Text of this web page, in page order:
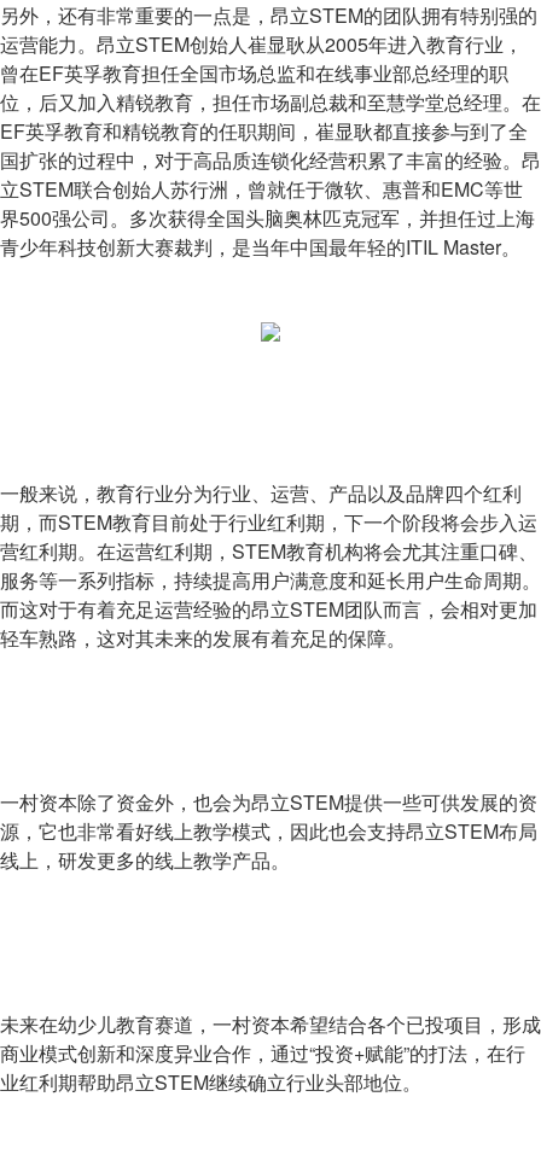
另外，还有非常重要的一点是，昂立STEM的团队拥有特别强的
运营能力。昂立STEM创始人崔显耿从2005年进入教育行业，
曾在EF英孚教育担任全国市场总监和在线事业部总经理的职
位，后又加入精锐教育，担任市场副总裁和至慧学堂总经理。在
EF英孚教育和精锐教育的任职期间，崔显耿都直接参与到了全
国扩张的过程中，对于高品质连锁化经营积累了丰富的经验。昂
立STEM联合创始人苏行洲，曾就任于微软、惠普和EMC等世
界500强公司。多次获得全国头脑奥林匹克冠军，并担任过上海
青少年科技创新大赛裁判，是当年中国最年轻的ITIL Master。
一般来说，教育行业分为行业、运营、产品以及品牌四个红利
期，而STEM教育目前处于行业红利期，下一个阶段将会步入运
营红利期。在运营红利期，STEM教育机构将会尤其注重口碑、
服务等一系列指标，持续提高用户满意度和延长用户生命周期。
而这对于有着充足运营经验的昂立STEM团队而言，会相对更加
轻车熟路，这对其未来的发展有着充足的保障。
一村资本除了资金外，也会为昂立STEM提供一些可供发展的资
源，它也非常看好线上教学模式，因此也会支持昂立STEM布局
线上，研发更多的线上教学产品。
未来在幼少儿教育赛道，一村资本希望结合各个已投项目，形成
商业模式创新和深度异业合作，通过“投资+赋能”的打法，在行
业红利期帮助昂立STEM继续确立行业头部地位。